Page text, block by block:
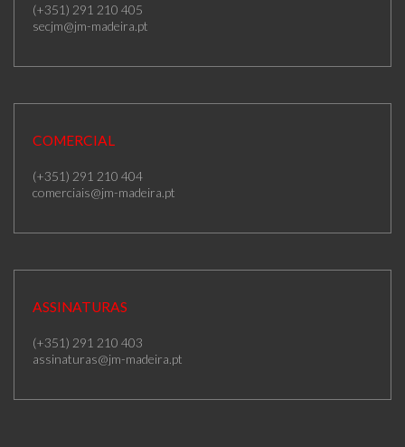
(+351) 291 210 405
secjm@jm-madeira.pt
COMERCIAL
(+351) 291 210 404
comerciais@jm-madeira.pt
ASSINATURAS
(+351) 291 210 403
assinaturas@jm-madeira.pt